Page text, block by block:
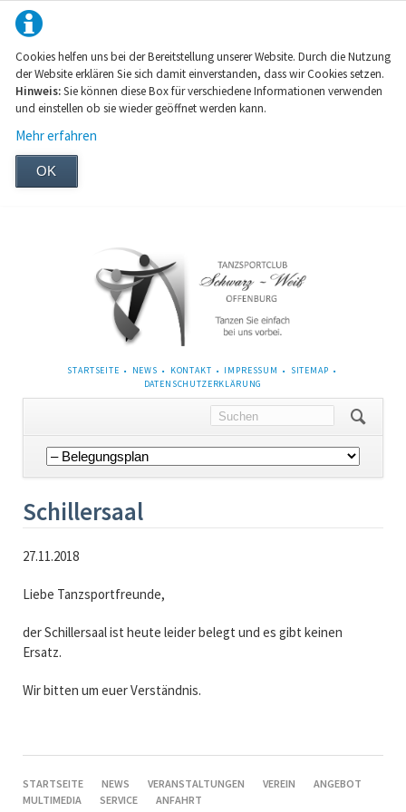
Cookies helfen uns bei der Bereitstellung unserer Website. Durch die Nutzung
der Website erklären Sie sich damit einverstanden, dass wir Cookies setzen.
Hinweis:Sie können diese Box für verschiedene Informationen verwenden
und einstellen ob sie wieder geöffnet werden kann.
Mehr erfahren
OK
NAVIGATION
STARTSEITE NEWS KONTAKT IMPRESSUM
SITEMAP
DATENSCHUTZERKLÄRUNG
Navigation
überspringen
Schillersaal
27.11.2018
Liebe Tanzsportfreunde,
der Schillersaal ist heute leider belegt und es gibt keinen
Ersatz.
Wir bitten um euer Verständnis.
NAVIGATION
ÜBERSPRINGEN
STARTSEITE NEWS VERANSTALTUNGEN VEREIN
ANGEBOT
MULTIMEDIA
SERVICE ANFAHRT